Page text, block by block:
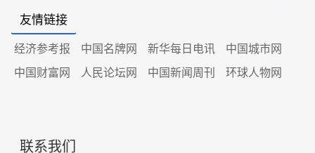
友情链接
经济参考报 中国名牌网 新华每日电讯
中国城市网
中国财富网
人民论坛网 中国新闻周刊 环球人物网
联系我们